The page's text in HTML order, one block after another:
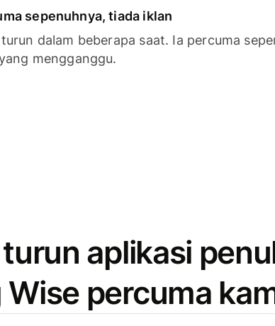
sepenuhnya, tiada iklan
dalam beberapa saat. Ia percuma
mengganggu.
aplikasi
percuma